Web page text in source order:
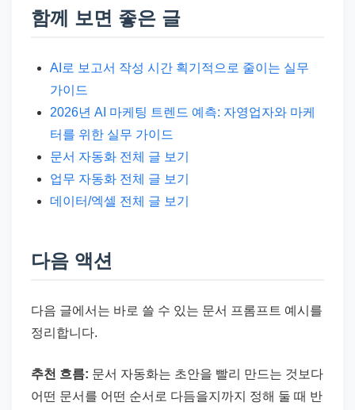
함께 보면 좋은 글
AI로 보고서 작성 시간 획기적으로 줄이는 실무
가이드
2026년 AI 마케팅 트렌드 예측: 자영업자와 마케
터를 위한 실무 가이드
문서 자동화 전체 글 보기
업무 자동화 전체 글 보기
데이터/엑셀 전체 글 보기
다음 액션
다음 글에서는 바로 쓸 수 있는 문서 프롬프트 예시를
정리합니다.
추천 흐름: 문서 자동화는 초안을 빨리 만드는 것보다
어떤 문서를 어떤 순서로 다듬을지까지 정해 둘 때 반